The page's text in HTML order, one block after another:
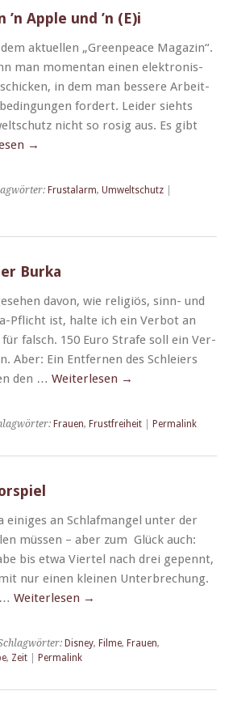
’n Apple und ’n (E)i
aktuellen „Green­peace Mag­a­zin“.
man momen­tan einen elek­tro­n­is­
in dem man bessere Arbeit­
fordert. Lei­der siehts
nicht so rosig aus. Es gibt
→
Frustalarm, Umweltschutz
Burka
davon, wie religiös, sinn- und
Pflicht ist, halte ich ein Ver­bot an
falsch. 150 Euro Strafe soll ein Ver­
Aber: Ein Ent­fer­nen des Schleiers
den … Weit­er­lesen →
Frauen, Frustfreiheit Permalink
einiges an Schlaf­man­gel unter der
müssen – aber zum Glück auch:
bis etwa Vier­tel nach drei gepen­nt,
nur einen kleinen Unter­brechung.
Weit­er­lesen →
Disney, Filme, Frauen,
, Zeit Permalink